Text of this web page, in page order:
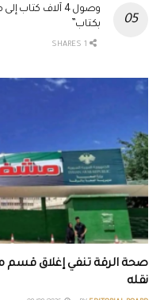
وصول 4 آلاف
بكتاب”
صحة الرقة تنفي إغلاق قسم
نقله